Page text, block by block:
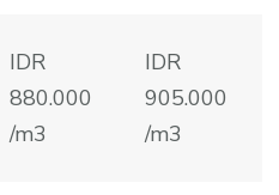
IDR
880.000
/m3
IDR
905.000
/m3